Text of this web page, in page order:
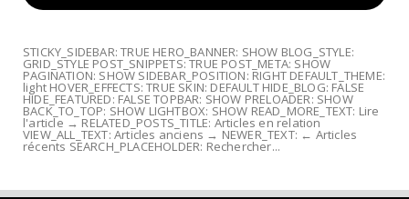
STICKY_SIDEBAR: TRUE HERO_BANNER: SHOW BLOG_STYLE:
GRID_STYLE POST_SNIPPETS: TRUE POST_META: SHOW
PAGINATION: SHOW SIDEBAR_POSITION: RIGHT DEFAULT_THEME:
light HOVER_EFFECTS: TRUE SKIN: DEFAULT HIDE_BLOG: FALSE
HIDE_FEATURED: FALSE TOPBAR: SHOW PRELOADER: SHOW
BACK_TO_TOP: SHOW LIGHTBOX: SHOW READ_MORE_TEXT: Lire
l'article → RELATED_POSTS_TITLE: Articles en relation
VIEW_ALL_TEXT: Articles anciens → NEWER_TEXT: ← Articles
récents SEARCH_PLACEHOLDER: Rechercher...